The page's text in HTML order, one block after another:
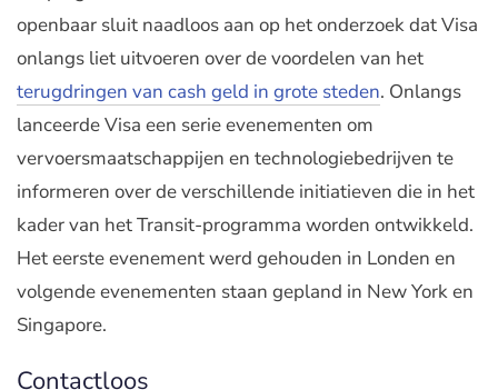
openbaar sluit naadloos aan op het onderzoek dat Visa
onlangs liet uitvoeren over de voordelen van het
terugdringen van cash geld in grote steden. Onlangs
lanceerde Visa een serie evenementen om
vervoersmaatschappijen en technologiebedrijven te
informeren over de verschillende initiatieven die in het
kader van het Transit-programma worden ontwikkeld.
Het eerste evenement werd gehouden in Londen en
volgende evenementen staan gepland in New York en
Singapore.
Contactloos